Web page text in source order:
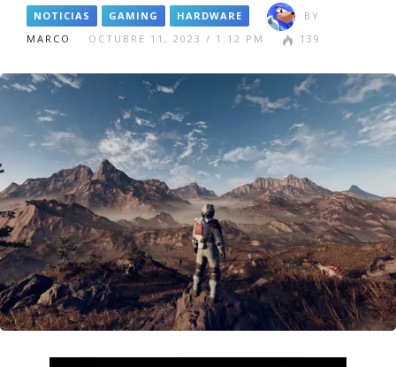
NOTICIAS GAMING HARDWARE
BY
MARCO
OCTUBRE 11, 2023 / 1:12 PM 139